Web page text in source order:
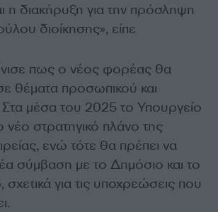
η διακήρυξη για την πρόσληψη
διοίκησης», είπε
πως ο νέος φορέας θα
θέματα προσωπικού και
μέσα του 2025 το Υπουργείο
νέο στρατηγικό πλάνο της
ενώ τότε θα πρέπει να
σύμβαση με το Δημόσιο και το
για τις υποχρεώσεις που